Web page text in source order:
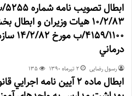
10/2/83 هيات وزيران و
4159/
درماني
رسول رضایی ۲ تیر‌ماه ۱۳۹۰ 135
ابطال ماده 2 آيين نامه